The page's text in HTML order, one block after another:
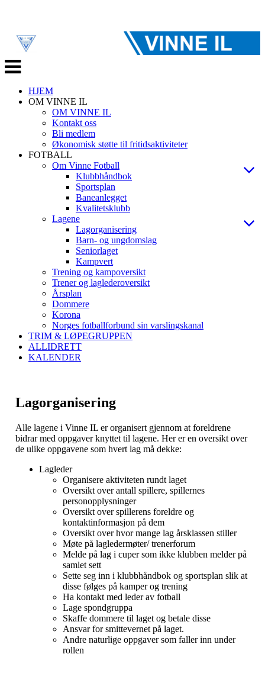
Veksle
navigasjon
HJEM
OM VINNE IL
OM VINNE IL
Kontakt oss
Bli medlem
Økonomisk støtte til fritidsaktiviteter
FOTBALL
Om Vinne Fotball
Klubbhåndbok
Sportsplan
Baneanlegget
Kvalitetsklubb
Lagene
Lagorganisering
Barn- og ungdomslag
Seniorlaget
Kampvert
Trening og kampoversikt
Trener og laglederoversikt
Årsplan
Dommere
Korona
Norges fotballforbund sin varslingskanal
TRIM & LØPEGRUPPEN
ALLIDRETT
KALENDER
Lagorganisering
Alle lagene i Vinne IL er organisert gjennom at foreldrene
bidrar med oppgaver knyttet til lagene. Her er en oversikt over
de ulike oppgavene som hvert lag må dekke:
Lagleder
Organisere aktiviteten rundt laget
Oversikt over antall spillere, spillernes
personopplysninger
Oversikt over spillerens foreldre og
kontaktinformasjon på dem
Oversikt over hvor mange lag årsklassen stiller
Møte på lagledermøter/ trenerforum
Melde på lag i cuper som ikke klubben melder på
samlet sett
Sette seg inn i klubbhåndbok og sportsplan slik at
disse følges på kamper og trening
Ha kontakt med leder av fotball
Lage spondgruppa
Skaffe dommere til laget og betale disse
Ansvar for smittevernet på laget.
Andre naturlige oppgaver som faller inn under
rollen